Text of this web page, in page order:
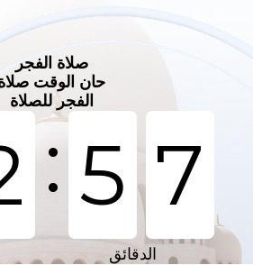
صلاة الفجر
حان الوقت
الفجر للصلاة
:5 7
الدقائق